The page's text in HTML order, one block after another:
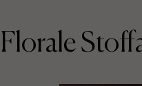
Florale